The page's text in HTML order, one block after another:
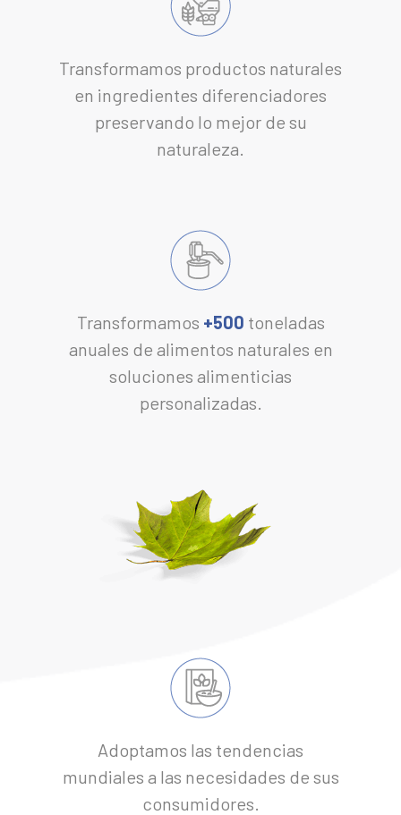
Transformamos productos naturales
en ingredientes diferenciadores
preservando lo mejor de su
naturaleza.
Transformamos +500 toneladas
anuales de alimentos naturales en
soluciones alimenticias
personalizadas.
Adoptamos las tendencias
mundiales a las necesidades de sus
consumidores.